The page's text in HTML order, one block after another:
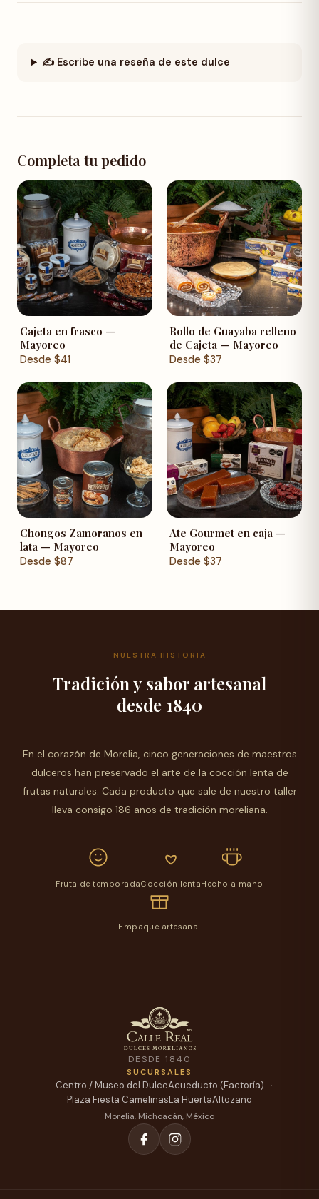
✍️ Escribe una reseña de este dulce
Completa tu pedido
Cajeta en frasco —
Mayoreo
Desde $41
Rollo de Guayaba relleno
de Cajeta — Mayoreo
Desde $37
Chongos Zamoranos en
lata — Mayoreo
Desde $87
Ate Gourmet en caja —
Mayoreo
Desde $37
NUESTRA HISTORIA
Tradición y sabor artesanal
desde 1840
En el corazón de Morelia, cinco generaciones de maestros
dulceros han preservado el arte de la cocción lenta de
frutas naturales. Cada producto que sale de nuestro taller
lleva consigo 186 años de tradición moreliana.
Fruta de temporadaCocción lentaHecho a mano
Empaque artesanal
DESDE 1840
SUCURSALES
Centro / Museo del DulceAcueducto (Factoría)
Plaza Fiesta CamelinasLa HuertaAltozano
Morelia, Michoacán, México